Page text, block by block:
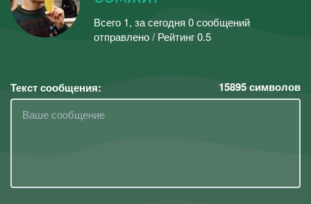
Всего 1, за сегодня 0 сообщений
отправлено / Рейтинг 0.5
Текст сообщения: 15895символов